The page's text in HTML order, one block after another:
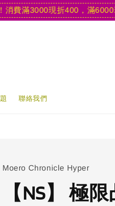
3000現折400，滿6000現折
聯絡我們
Moero Chronicle Hyper
【NS】 極